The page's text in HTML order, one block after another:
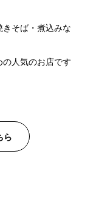
そば・煮込みな
人気のお店です
ら